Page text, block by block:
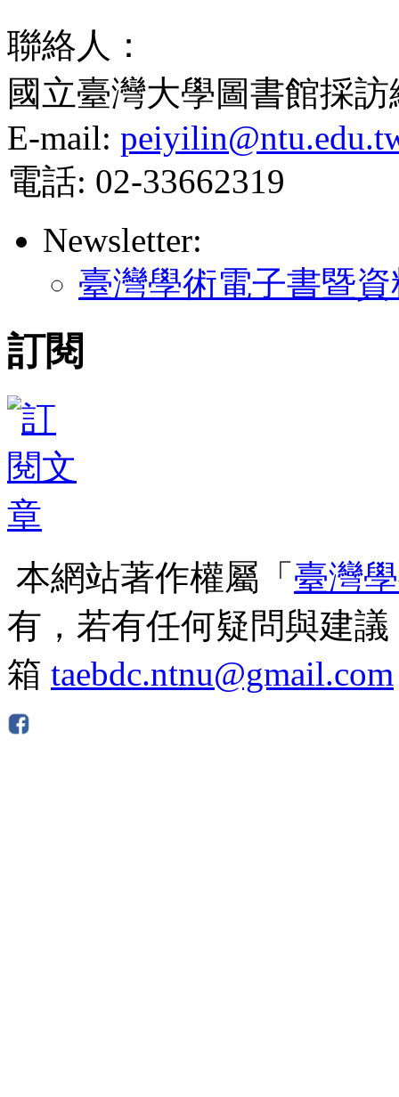
聯絡人：
國立臺灣大學圖書館採
E-mail:
電話: 02-33662319
Newsletter:
臺灣學術電子書暨
訂閱
本網站著作權屬「 臺灣
有，若有任何疑問與建
箱 taebdc.ntnu@gmail.com